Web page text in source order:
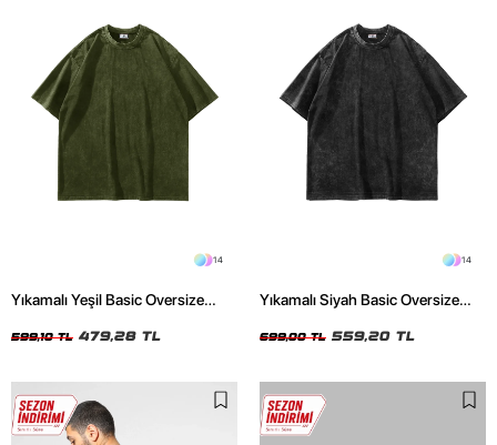
14
Yıkamalı Yeşil Basic Oversize
599,10 TL 479,28 TL
14
Yıkamalı Siyah Basic Oversize
699,00 TL 559,20 TL